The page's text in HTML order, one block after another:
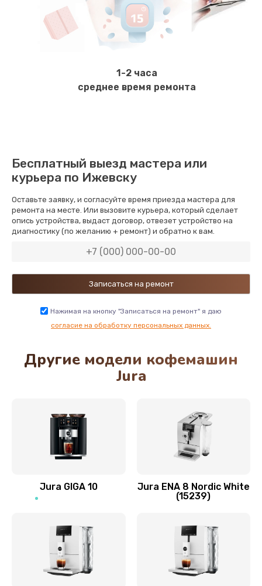
Замена ТЭНа
800 руб.
Ремонт гидросистемы
820 руб.
Комплексная профилактика
890 руб.
Заказать
1-2 часа
среднее время ремонта
Бесплатный выезд мастера или
курьера по Ижевску
Оставьте заявку, и согласуйте время приезда мастера для
ремонта на месте. Или вызовите курьера, который сделает
опись устройства, выдаст договор, отвезет устройство на
диагностику (по желанию + ремонт) и обратно к вам.
Нажимая на кнопку "Записаться на ремонт" я даю
согласие на обработку персональных данных.
Другие модели кофемашин
Jura
Jura GIGA 10
Jura ENA 8 Nordic White
(15239)